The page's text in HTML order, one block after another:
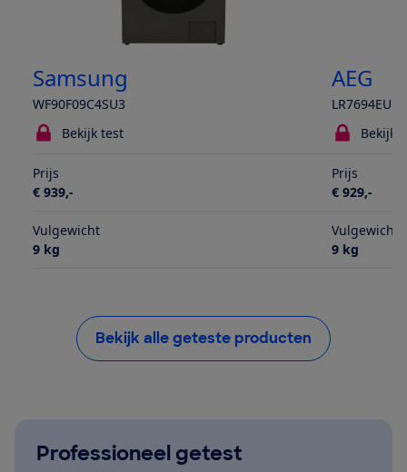
Samsung
WF90F09C4SU3
AEG
Bekijk test
Bekijk
Prijs
€ 939,-
Prijs
€ 929,-
Vulgewicht
9 kg
Vulgewicht
9 kg
Bekijk alle geteste producten
Professioneel getest